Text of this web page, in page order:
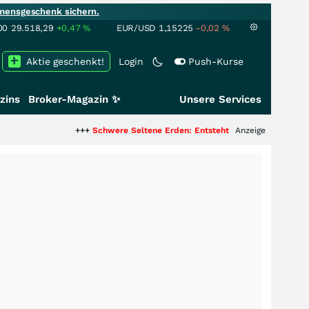
sichern.
29.518,29 +0,47% EUR/USD 1,15225 -0,02 %
Login Push-Kurse
Aktie geschenkt!
Broker-Magazin ✨ Unsere Services
Schwere Seltene Erden: Entsteht hier die nächste
Anzeige